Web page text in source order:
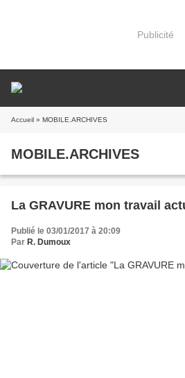
Publicité
Accueil » MOBILE.ARCHIVES
MOBILE.ARCHIVES
La GRAVURE mon travail
Publié le 03/01/2017 à 20:09
Par R. Dumoux